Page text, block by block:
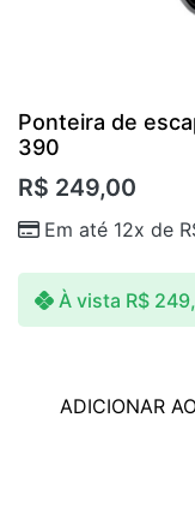
Ponteira de
390
R$ 249,00
Em até 12x de
À vista R$
ADICIONAR